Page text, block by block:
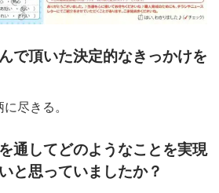
で頂いた決定的なきっかけを
尽きる。
通してどのようなことを実現
と思っていましたか？